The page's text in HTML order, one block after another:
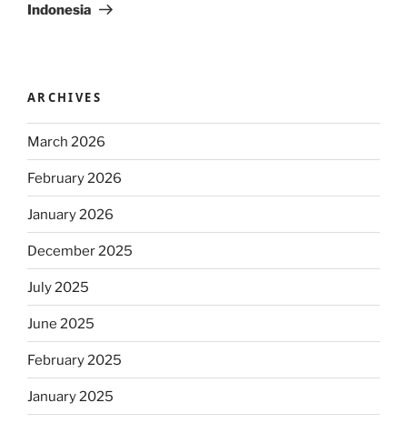
Indonesia
ARCHIVES
March 2026
February 2026
January 2026
December 2025
July 2025
June 2025
February 2025
January 2025